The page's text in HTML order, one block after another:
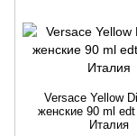
Versace Yellow
женские 90 ml edt
Италия